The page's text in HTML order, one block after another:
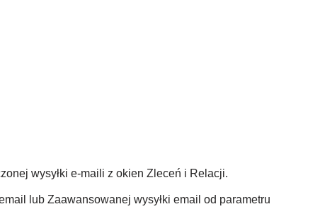
wysyłki e-maili z okien Zleceń i Relacji.
lub Zaawansowanej wysyłki email od parametru